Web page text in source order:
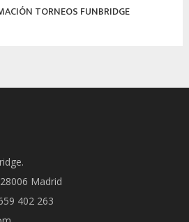
TORNEOS FUNBRIDGE
Madrid
402 263